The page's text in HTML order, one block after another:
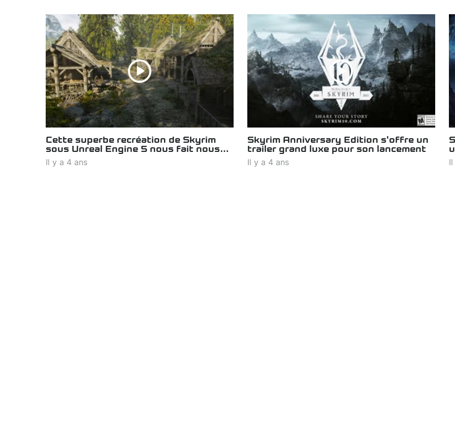
Cette superbe recréation de Skyrim
sous Unreal Engine 5 nous fait nous
languir de The Elder Scrolls VI
Il y a 4 ans
Skyrim Anniversary Edition s'offre un
trailer grand luxe pour son lancement
Il y a 4 ans